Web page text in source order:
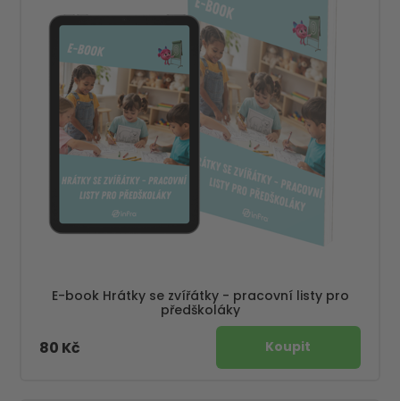
E-book Hrátky se zvířátky - pracovní listy pro
předškoláky
80 Kč